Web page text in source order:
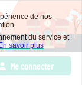
de nos
du service et
savoir plus
Me connecter